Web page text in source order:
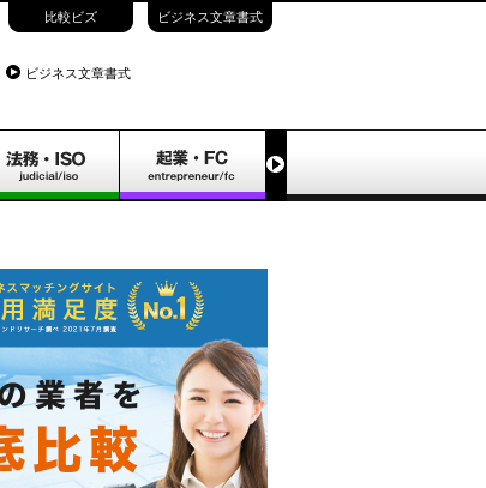
比較ビズ ビジネス文章書式
ビジネス文章書式